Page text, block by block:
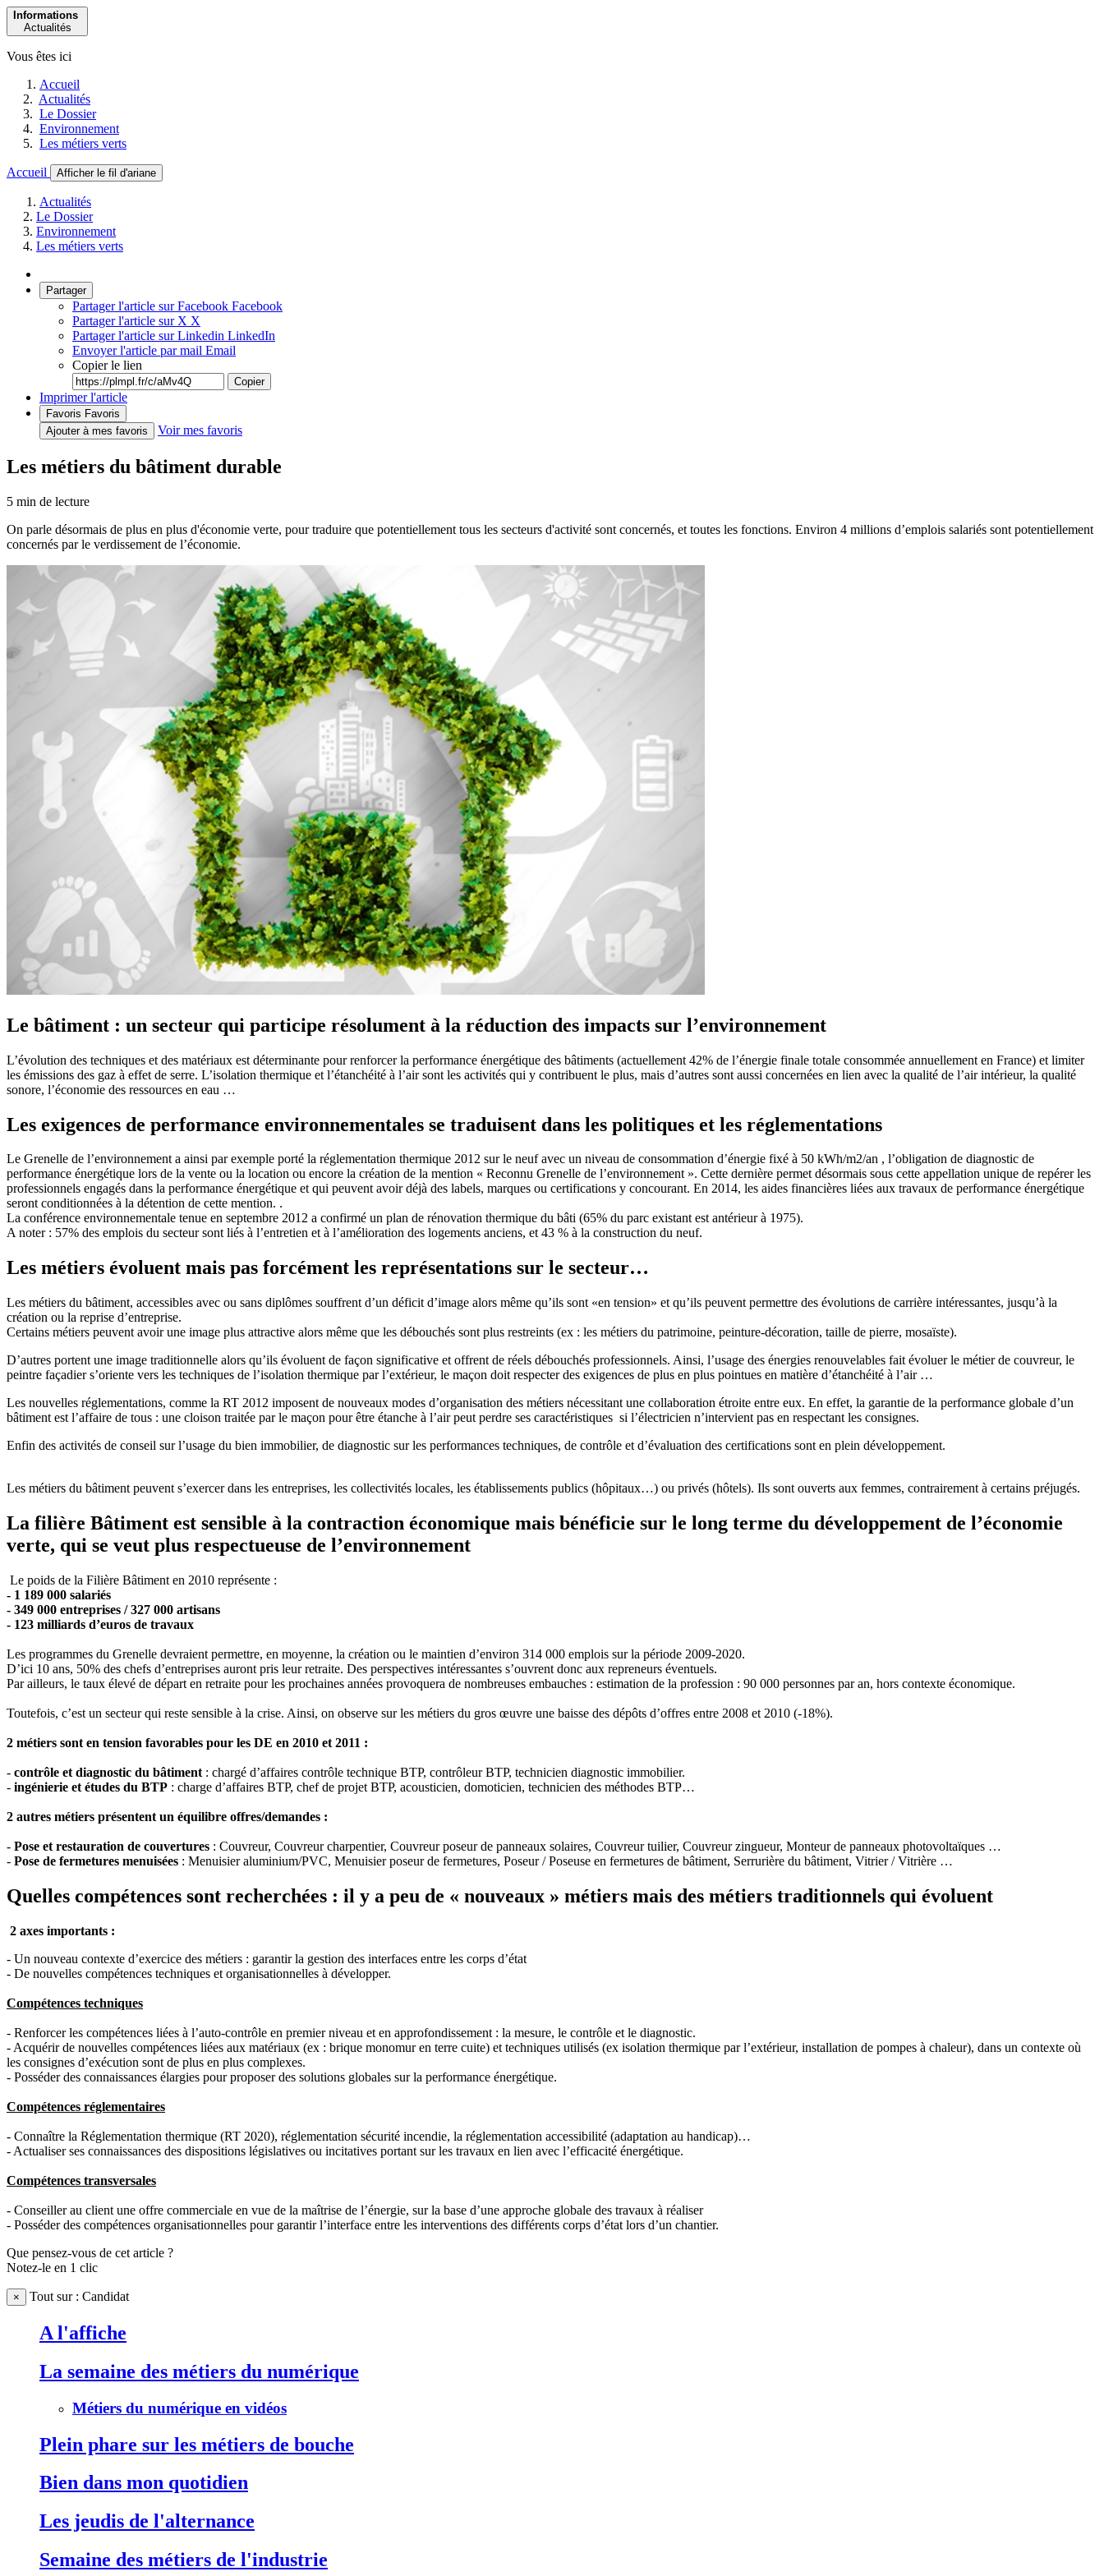
Informations
Actualités
Vous êtes ici
Accueil
Actualités
Le Dossier
Environnement
Les métiers verts
Accueil Afficher le fil d'ariane
Actualités
Le Dossier
Environnement
Les métiers verts
Partager
Partager l'article sur Facebook Facebook
Partager l'article sur X X
Partager l'article sur Linkedin LinkedIn
Envoyer l'article par mail Email
Copier le lien
Copier
Imprimer l'article
Favoris Favoris
Ajouter à mes favoris
Voir mes favoris
Les métiers du bâtiment durable
5 min de lecture
On parle désormais de plus en plus d'économie verte, pour traduire que potentiellement tous les secteurs d'activité sont concernés, et toutes les fonctions. Environ 4 millions d’emplois salariés sont potentiellement
concernés par le verdissement de l’économie.
Le bâtiment : un secteur qui participe résolument à la réduction des impacts sur l’environnement
L’évolution des techniques et des matériaux est déterminante pour renforcer la performance énergétique des bâtiments (actuellement 42% de l’énergie finale totale consommée annuellement en France) et limiter
les émissions des gaz à effet de serre. L’isolation thermique et l’étanchéité à l’air sont les activités qui y contribuent le plus, mais d’autres sont aussi concernées en lien avec la qualité de l’air intérieur, la qualité
sonore, l’économie des ressources en eau …
Les exigences de performance environnementales se traduisent dans les politiques et les réglementations
Le Grenelle de l’environnement a ainsi par exemple porté la réglementation thermique 2012 sur le neuf avec un niveau de consommation d’énergie fixé à 50 kWh/m2/an , l’obligation de diagnostic de
performance énergétique lors de la vente ou la location ou encore la création de la mention « Reconnu Grenelle de l’environnement ». Cette dernière permet désormais sous cette appellation unique de repérer les
professionnels engagés dans la performance énergétique et qui peuvent avoir déjà des labels, marques ou certifications y concourant. En 2014, les aides financières liées aux travaux de performance énergétique
seront conditionnées à la détention de cette mention. .
La conférence environnementale tenue en septembre 2012 a confirmé un plan de rénovation thermique du bâti (65% du parc existant est antérieur à 1975).
A noter : 57% des emplois du secteur sont liés à l’entretien et à l’amélioration des logements anciens, et 43 % à la construction du neuf.
Les métiers évoluent mais pas forcément les représentations sur le secteur…
Les métiers du bâtiment, accessibles avec ou sans diplômes souffrent d’un déficit d’image alors même qu’ils sont «en tension» et qu’ils peuvent permettre des évolutions de carrière intéressantes, jusqu’à la
création ou la reprise d’entreprise.
Certains métiers peuvent avoir une image plus attractive alors même que les débouchés sont plus restreints (ex : les métiers du patrimoine, peinture-décoration, taille de pierre, mosaïste).
D’autres portent une image traditionnelle alors qu’ils évoluent de façon significative et offrent de réels débouchés professionnels. Ainsi, l’usage des énergies renouvelables fait évoluer le métier de couvreur, le
peintre façadier s’oriente vers les techniques de l’isolation thermique par l’extérieur, le maçon doit respecter des exigences de plus en plus pointues en matière d’étanchéité à l’air …
Les nouvelles réglementations, comme la RT 2012 imposent de nouveaux modes d’organisation des métiers nécessitant une collaboration étroite entre eux. En effet, la garantie de la performance globale d’un
bâtiment est l’affaire de tous : une cloison traitée par le maçon pour être étanche à l’air peut perdre ses caractéristiques si l’électricien n’intervient pas en respectant les consignes.
Enfin des activités de conseil sur l’usage du bien immobilier, de diagnostic sur les performances techniques, de contrôle et d’évaluation des certifications sont en plein développement.
Les métiers du bâtiment peuvent s’exercer dans les entreprises, les collectivités locales, les établissements publics (hôpitaux…) ou privés (hôtels). Ils sont ouverts aux femmes, contrairement à certains préjugés.
La filière Bâtiment est sensible à la contraction économique mais bénéficie sur le long terme du développement de l’économie
verte, qui se veut plus respectueuse de l’environnement
Le poids de la Filière Bâtiment en 2010 représente :
- 1 189 000 salariés
- 349 000 entreprises / 327 000 artisans
- 123 milliards d’euros de travaux
Les programmes du Grenelle devraient permettre, en moyenne, la création ou le maintien d’environ 314 000 emplois sur la période 2009-2020.
D’ici 10 ans, 50% des chefs d’entreprises auront pris leur retraite. Des perspectives intéressantes s’ouvrent donc aux repreneurs éventuels.
Par ailleurs, le taux élevé de départ en retraite pour les prochaines années provoquera de nombreuses embauches : estimation de la profession : 90 000 personnes par an, hors contexte économique.
Toutefois, c’est un secteur qui reste sensible à la crise. Ainsi, on observe sur les métiers du gros œuvre une baisse des dépôts d’offres entre 2008 et 2010 (-18%).
2 métiers sont en tension favorables pour les DE en 2010 et 2011 :
- contrôle et diagnostic du bâtiment : chargé d’affaires contrôle technique BTP, contrôleur BTP, technicien diagnostic immobilier.
- ingénierie et études du BTP : charge d’affaires BTP, chef de projet BTP, acousticien, domoticien, technicien des méthodes BTP…
2 autres métiers présentent un équilibre offres/demandes :
- Pose et restauration de couvertures : Couvreur, Couvreur charpentier, Couvreur poseur de panneaux solaires, Couvreur tuilier, Couvreur zingueur, Monteur de panneaux photovoltaïques …
- Pose de fermetures menuisées : Menuisier aluminium/PVC, Menuisier poseur de fermetures, Poseur / Poseuse en fermetures de bâtiment, Serrurière du bâtiment, Vitrier / Vitrière …
Quelles compétences sont recherchées : il y a peu de « nouveaux » métiers mais des métiers traditionnels qui évoluent
2 axes importants :
- Un nouveau contexte d’exercice des métiers : garantir la gestion des interfaces entre les corps d’état
- De nouvelles compétences techniques et organisationnelles à développer.
Compétences techniques
- Renforcer les compétences liées à l’auto-contrôle en premier niveau et en approfondissement : la mesure, le contrôle et le diagnostic.
- Acquérir de nouvelles compétences liées aux matériaux (ex : brique monomur en terre cuite) et techniques utilisés (ex isolation thermique par l’extérieur, installation de pompes à chaleur), dans un contexte où
les consignes d’exécution sont de plus en plus complexes.
- Posséder des connaissances élargies pour proposer des solutions globales sur la performance énergétique.
Compétences réglementaires
- Connaître la Réglementation thermique (RT 2020), réglementation sécurité incendie, la réglementation accessibilité (adaptation au handicap)…
- Actualiser ses connaissances des dispositions législatives ou incitatives portant sur les travaux en lien avec l’efficacité énergétique.
Compétences transversales
- Conseiller au client une offre commerciale en vue de la maîtrise de l’énergie, sur la base d’une approche globale des travaux à réaliser
- Posséder des compétences organisationnelles pour garantir l’interface entre les interventions des différents corps d’état lors d’un chantier.
Que pensez-vous de cet article ?
Notez-le en 1 clic
× Tout sur : Candidat
A l'affiche
La semaine des métiers du numérique
Métiers du numérique en vidéos
Plein phare sur les métiers de bouche
Bien dans mon quotidien
Les jeudis de l'alternance
Semaine des métiers de l'industrie